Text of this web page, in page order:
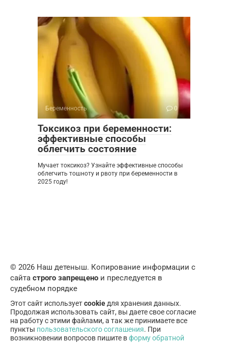
Беременность 0
Токсикоз при беременности:
эффективные способы
облегчить состояние
Мучает токсикоз? Узнайте эффективные способы
облегчить тошноту и рвоту при беременности в
2025 году!
© 2026 Наш детеныш. Копирование информации с
сайта строго запрещено и преследуется в
судебном порядке
Этот сайт используетcookieдля хранения данных.
Продолжая использовать сайт, вы даете свое согласие
на работу с этими файлами, а так же принимаете все
пункты пользовательского соглашения. При
возникновении вопросов пишите вформу обратной